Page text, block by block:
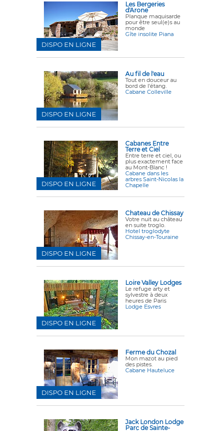
Les Bergeries
d'Arone
Planque maquisarde
pour être seul(e)s au
monde
Gîte insolite Piana
DISPO EN LIGNE
Au fil de l'eau
Tout en douceur au
bord de l'étang.
Cabane Colleville
DISPO EN LIGNE
Cabanes Entre
Terre et Ciel
Entre terre et ciel, ou
plus exactement face
au Mont-Blanc !
Cabane dans les
arbres Saint-Nicolas la
Chapelle
DISPO EN LIGNE
Chateau de Chissay
Votre nuit au château
en suite troglo.
Hotel troglodyte
Chissay-en-Touraine
DISPO EN LIGNE
Loire Valley Lodges
Le refuge arty et
sylvestre à deux
heures de Paris
Lodge Esvres
DISPO EN LIGNE
Ferme du Chozal
Mon mazot au pied
des pistes.
Cabane Hauteluce
DISPO EN LIGNE
Jack London Lodge
Parc de Sainte-